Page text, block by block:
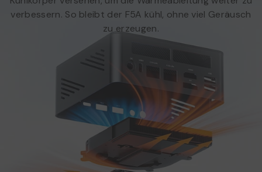
verbessern. So bleibt der F5A kühl, ohne viel Geräusch
zu erzeugen.